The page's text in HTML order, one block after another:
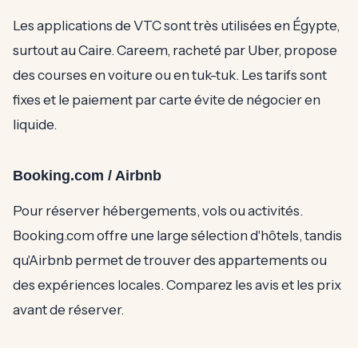
Les applications de VTC sont très utilisées en Égypte,
surtout au Caire. Careem, racheté par Uber, propose
des courses en voiture ou en tuk-tuk. Les tarifs sont
fixes et le paiement par carte évite de négocier en
liquide.
Booking.com / Airbnb
Pour réserver hébergements, vols ou activités.
Booking.com offre une large sélection d'hôtels, tandis
qu'Airbnb permet de trouver des appartements ou
des expériences locales. Comparez les avis et les prix
avant de réserver.